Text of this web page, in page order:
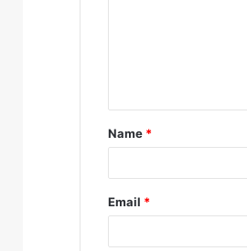
t
*
Name *
Email *